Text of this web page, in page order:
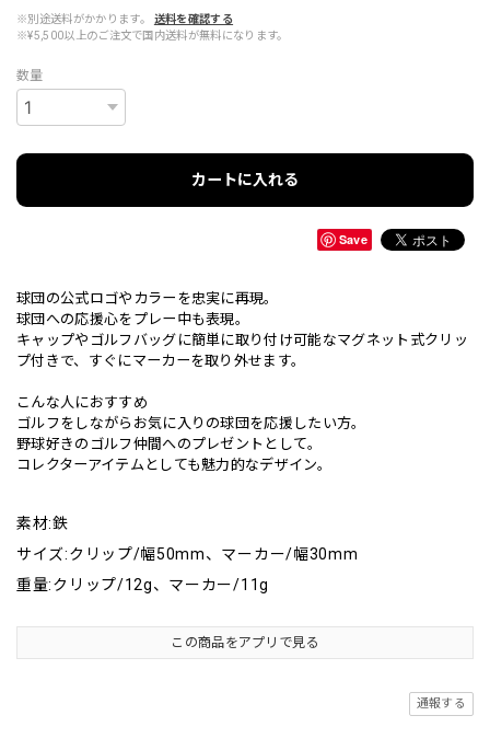
※別途送料がかかります。
送料を確認する
※¥5,500以上のご注文で国内送料が無料になります。
数量
カートに入れる
Save
球団の公式ロゴやカラーを忠実に再現。
球団への応援心をプレー中も表現。
キャップやゴルフバッグに簡単に取り付け可能なマグネット式クリッ
プ付きで、すぐにマーカーを取り外せます。
こんな人におすすめ
ゴルフをしながらお気に入りの球団を応援したい方。
野球好きのゴルフ仲間へのプレゼントとして。
コレクターアイテムとしても魅力的なデザイン。
素材:鉄
サイズ:クリップ/幅50mm、マーカー/幅30mm
重量:クリップ/12g、マーカー/11g
この商品をアプリで見る
通報する